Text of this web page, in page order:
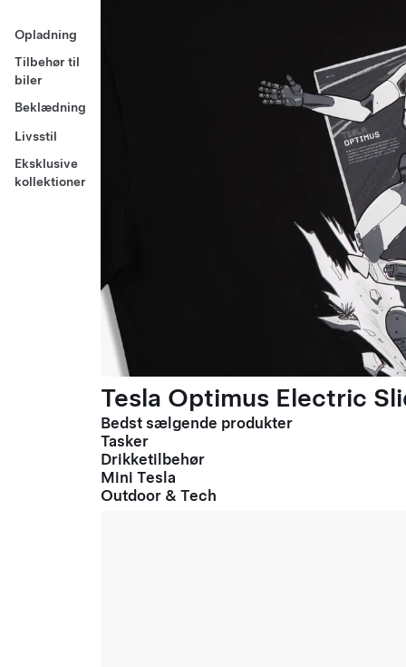
Opladning
Tilbehør til
biler
Beklædning
Livsstil
Eksklusive
kollektioner
Tesla Optimus Electric
Bedst sælgende produkter
Tasker
Drikketilbehør
Mini Tesla
Outdoor & Tech